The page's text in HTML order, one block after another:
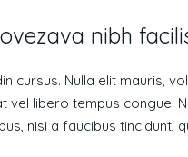
nibh
cursus. Nulla elit mauris,
vel libero tempus congue.
nisi a faucibus tincidunt,